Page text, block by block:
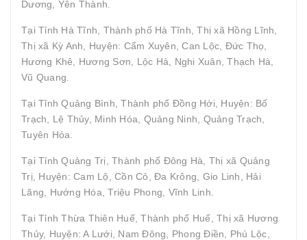
Dương, Yên Thành.
Tại Tỉnh Hà Tĩnh, Thành phố Hà Tĩnh, Thị xã Hồng Lĩnh,
Thị xã Kỳ Anh, Huyện: Cẩm Xuyên, Can Lộc, Đức Thọ,
Hương Khê, Hương Sơn, Lộc Hà, Nghi Xuân, Thạch Hà,
Vũ Quang.
Tại Tỉnh Quảng Bình, Thành phố Đồng Hới, Huyện: Bố
Trạch, Lệ Thủy, Minh Hóa, Quảng Ninh, Quảng Trạch,
Tuyên Hóa.
Tại Tỉnh Quảng Trị, Thành phố Đông Hà, Thị xã Quảng
Trị, Huyện: Cam Lộ, Cồn Cỏ, Đa Krông, Gio Linh, Hải
Lăng, Hướng Hóa, Triệu Phong, Vĩnh Linh.
Tại Tỉnh Thừa Thiên Huế, Thành phố Huế, Thị xã Hương
Thủy, Huyện: A Lưới, Nam Đông, Phong Điền, Phú Lộc,